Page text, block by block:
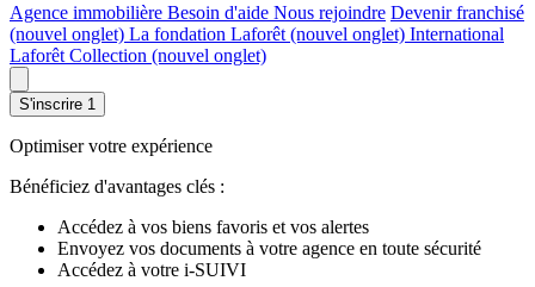
Agence immobilière Besoin d'aide Nous rejoindre Devenir franchisé
(nouvel onglet) La fondation Laforêt (nouvel onglet) International
Laforêt Collection (nouvel onglet)
S'inscrire 1
Optimiser votre expérience
Bénéficiez d'avantages clés :
Accédez à vos biens favoris et vos alertes
Envoyez vos documents à votre agence en toute sécurité
Accédez à votre i-SUIVI